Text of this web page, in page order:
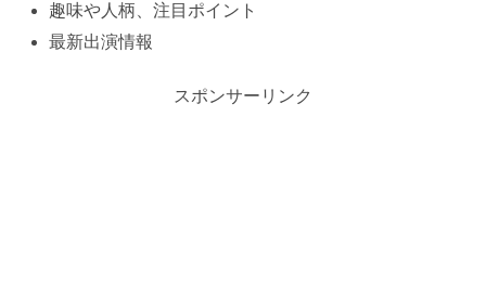
趣味や人柄、注目ポイント
最新出演情報
スポンサーリンク